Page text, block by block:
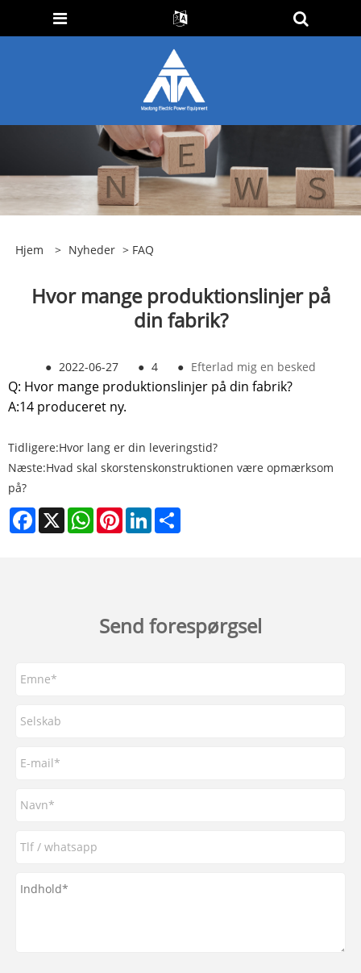
Hjem > Nyheder > FAQ
Hvor mange produktionslinjer på
din fabrik?
● 2022-06-27 ● 4 ● Efterlad mig en besked
Q: Hvor mange produktionslinjer på din fabrik?
A:14 produceret ny.
Tidligere:Hvor lang er din leveringstid?
Næste:Hvad skal skorstenskonstruktionen være opmærksom
på?
Facebook
X WhatsAppPinterestLinkedIn
Send forespørgsel